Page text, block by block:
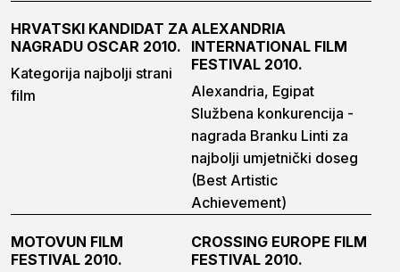
HRVATSKI KANDIDAT ZA
NAGRADU OSCAR 2010.
Kategorija najbolji strani
film
ALEXANDRIA
INTERNATIONAL FILM
FESTIVAL 2010.
Alexandria, Egipat
Službena konkurencija -
nagrada Branku Linti za
najbolji umjetnički doseg
(Best Artistic
Achievement)
MOTOVUN FILM
FESTIVAL 2010.
CROSSING EUROPE FILM
FESTIVAL 2010.